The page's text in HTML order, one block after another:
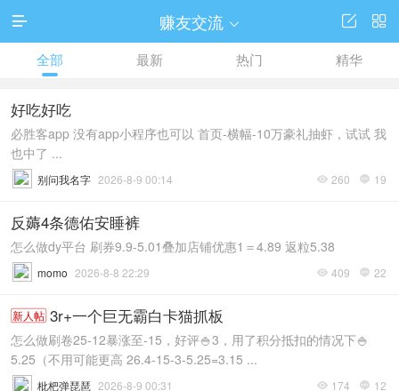
 赚友交流  

全部 最新 热门 精华
好吃好吃
必胜客app 没有app小程序也可以 首页-横幅-10万豪礼抽虾，试试 我
也中了 ...
 260  19
别问我名字 2026-8-9 00:14
反薅4条德佑安睡裤
怎么做dy平台 刷券9.9-5.01叠加店铺优惠1＝4.89 返粒5.38
 409  22
momo 2026-8-8 22:29
新人帖 3r+一个巨无霸白卡猫抓板
怎么做刷卷25-12暴涨至-15，好评🍚3，用了积分抵扣的情况下🍚
5.25（不用可能更高 26.4-15-3-5.25=3.15 ...
 174  12
枇杷弹琵琶 2026-8-9 00:31